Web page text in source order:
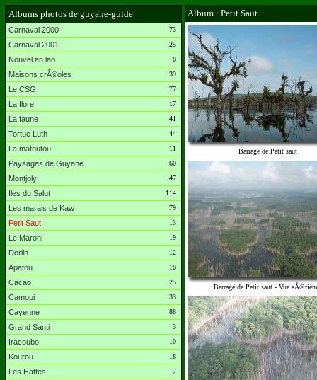
Albums photos de guyane-guide
Carnaval 2000 73
Carnaval 2001 25
Nouvel an lao 8
Maisons crÃ©oles 39
Le CSG 77
La flore 17
La faune 41
Tortue Luth 44
La matoutou 11
Paysages de Guyane 60
Montjoly 47
Iles du Salut 114
Les marais de Kaw 79
Petit Saut 13
Le Maroni 19
Dorlin 12
Apatou 18
Cacao 25
Camopi 33
Cayenne 88
Grand Santi 3
Iracoubo 10
Kourou 18
Les Hattes 7
Album : Petit Saut
Barrage de Petit saut
Barrage de Petit saut - Vue